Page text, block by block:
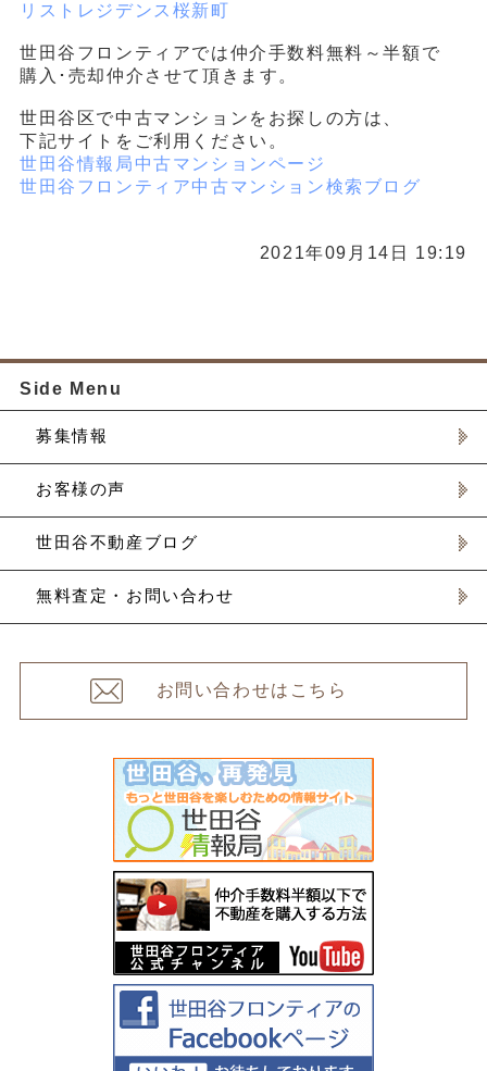
リストレジデンス桜新町
世田谷フロンティアでは仲介手数料無料～半額で
購入･売却仲介させて頂きます。
世田谷区で中古マンションをお探しの方は、
下記サイトをご利用ください。
世田谷情報局中古マンションページ
世田谷フロンティア中古マンション検索ブログ
2021年09月14日 19:19
Side Menu
募集情報
お客様の声
世田谷不動産ブログ
無料査定・お問い合わせ
お問い合わせはこちら